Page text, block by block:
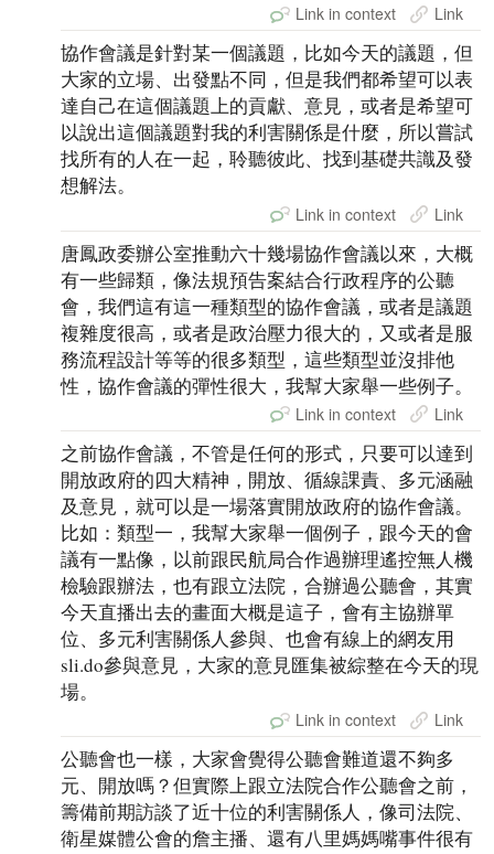
Link in context Link
協作會議是針對某一個議題，比如今天的議題，但
大家的立場、出發點不同，但是我們都希望可以表
達自己在這個議題上的貢獻、意見，或者是希望可
以說出這個議題對我的利害關係是什麼，所以嘗試
找所有的人在一起，聆聽彼此、找到基礎共識及發
想解法。
Link in context Link
唐鳳政委辦公室推動六十幾場協作會議以來，大概
有一些歸類，像法規預告案結合行政程序的公聽
會，我們這有這一種類型的協作會議，或者是議題
複雜度很高，或者是政治壓力很大的，又或者是服
務流程設計等等的很多類型，這些類型並沒排他
性，協作會議的彈性很大，我幫大家舉一些例子。
Link in context Link
之前協作會議，不管是任何的形式，只要可以達到
開放政府的四大精神，開放、循線課責、多元涵融
及意見，就可以是一場落實開放政府的協作會議。
比如：類型一，我幫大家舉一個例子，跟今天的會
議有一點像，以前跟民航局合作過辦理遙控無人機
檢驗跟辦法，也有跟立法院，合辦過公聽會，其實
今天直播出去的畫面大概是這子，會有主協辦單
位、多元利害關係人參與、也會有線上的網友用
sli.do參與意見，大家的意見匯集被綜整在今天的現
場。
Link in context Link
公聽會也一樣，大家會覺得公聽會難道還不夠多
元、開放嗎？但實際上跟立法院合作公聽會之前，
籌備前期訪談了近十位的利害關係人，像司法院、
衛星媒體公會的詹主播、還有八里媽媽嘴事件很有